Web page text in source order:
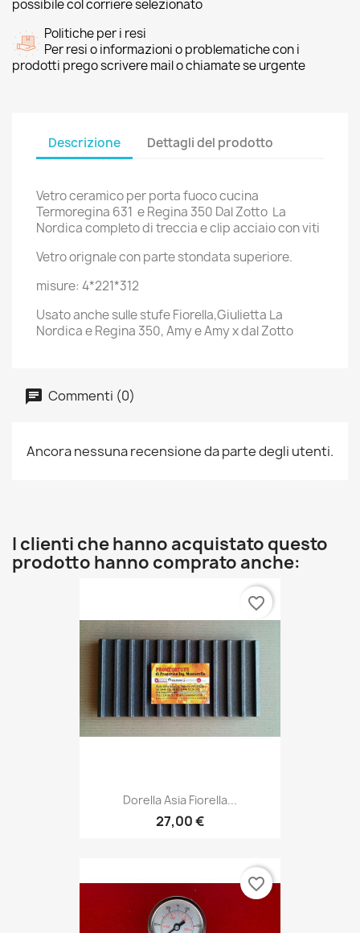
possibile col corriere selezionato
Politiche per i resi
Per resi o informazioni o problematiche con i
prodotti prego scrivere mail o chiamate se urgente
Descrizione Dettagli del prodotto
Vetro ceramico per porta fuoco cucina
Termoregina 631 e Regina 350 Dal Zotto La
Nordica completo di treccia e clip acciaio con viti
Vetro orignale con parte stondata superiore.
misure: 4*221*312
Usato anche sulle stufe Fiorella,Giulietta La
Nordica e Regina 350, Amy e Amy x dal Zotto
Commenti (0)
Ancora nessuna recensione da parte degli utenti.
I clienti che hanno acquistato questo
prodotto hanno comprato anche:
Dorella Asia Fiorella...
27,00 €
favorite_border
favorite_border